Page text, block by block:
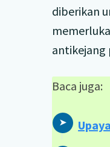
diberikan
antikejang
Baca juga: